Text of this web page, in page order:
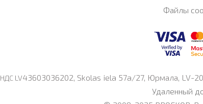
Файлы
НДС LV43603036202, Skolas iela 57a/27, Юрмала, LV-
Удаленный